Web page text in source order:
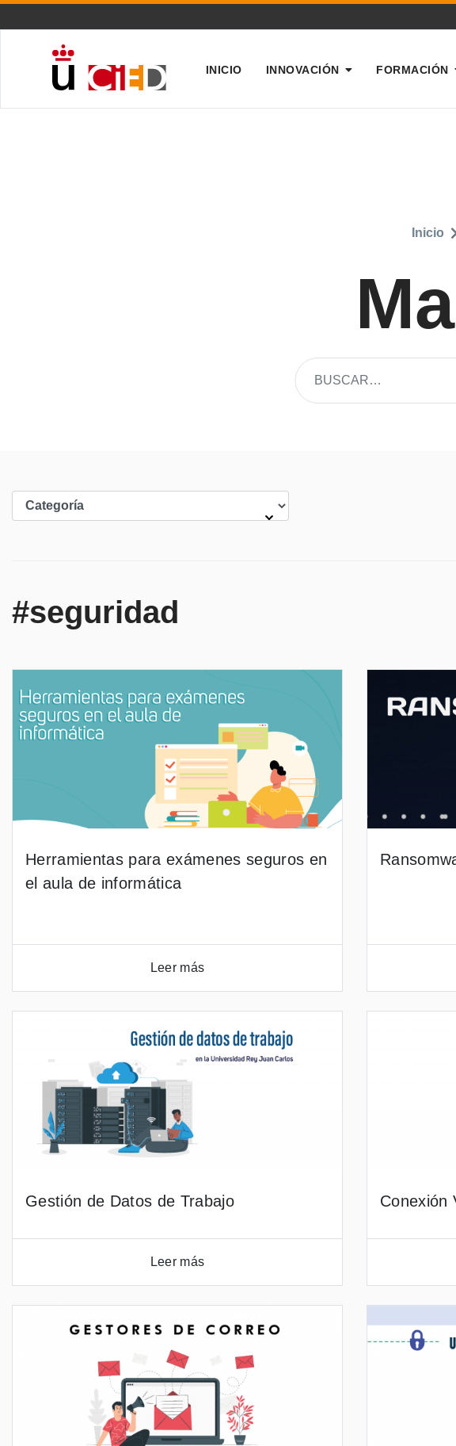
INICIO INNOVACIÓN FORMACIÓN
Inicio
#seguridad
Herramientas para exámenes seguros en
el aula de informática
Leer más
Gestión de Datos de Trabajo
Leer más
Conexión